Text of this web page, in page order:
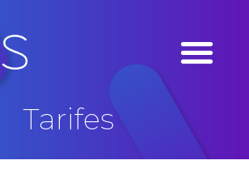
Tarifes